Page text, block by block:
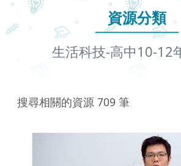
資源分類
生活科技-高中10-12
搜尋相關的資源 709 筆